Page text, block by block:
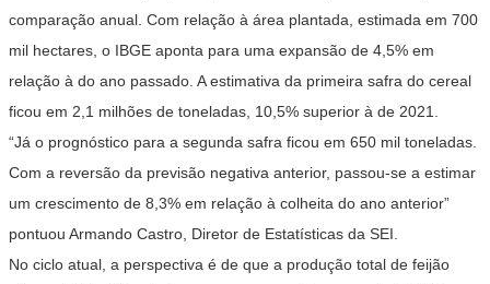
comparação anual. Com relação à área plantada, estimada em 700
mil hectares, o IBGE aponta para uma expansão de 4,5% em
relação à do ano passado. A estimativa da primeira safra do cereal
ficou em 2,1 milhões de toneladas, 10,5% superior à de 2021.
“Já o prognóstico para a segunda safra ficou em 650 mil toneladas.
Com a reversão da previsão negativa anterior, passou-se a estimar
um crescimento de 8,3% em relação à colheita do ano anterior”
pontuou Armando Castro, Diretor de Estatísticas da SEI.
No ciclo atual, a perspectiva é de que a produção total de feijão